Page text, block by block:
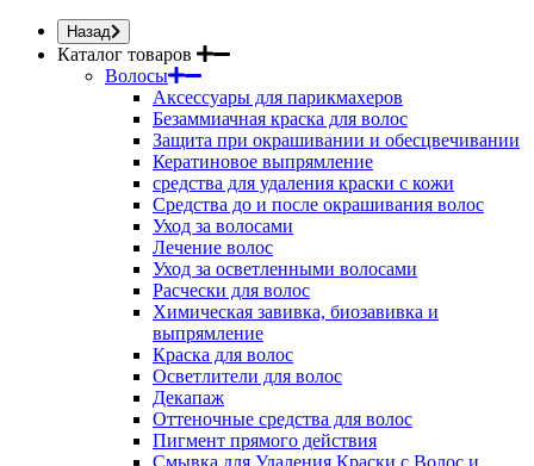
Назад
Каталог товаров
Волосы
Аксессуары для парикмахеров
Безаммиачная краска для волос
Защита при окрашивании и обесцвечивании
Кератиновое выпрямление
средства для удаления краски с кожи
Средства до и после окрашивания волос
Уход за волосами
Лечение волос
Уход за осветленными волосами
Расчески для волос
Химическая завивка, биозавивка и
выпрямление
Краска для волос
Осветлители для волос
Декапаж
Оттеночные средства для волос
Пигмент прямого действия
Смывка для Удаления Краски с Волос и